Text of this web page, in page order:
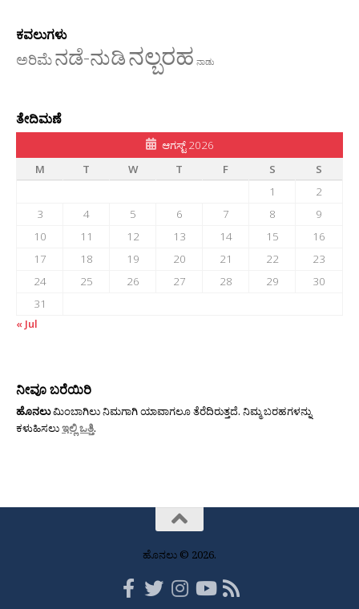
ಕವಲುಗಳು
ಅರಿಮೆನಡೆ-ನುಡಿನಲ್ಬರಹ ನಾಡು
ತೇದಿಮಣೆ
ಆಗಸ್ಟ್ 2026
M
T W T F S
S
1
2
3
4 5 6 7 8
9
10
11 12 13 14 15
16
17
18 19 20 21 22
23
24
25 26 27 28 29
30
31
« Jul
ನೀವೂ ಬರೆಯಿರಿ
ಹೊನಲುಮಿಂಬಾಗಿಲು ನಿಮಗಾಗಿ ಯಾವಾಗಲೂ ತೆರೆದಿರುತ್ತದೆ. ನಿಮ್ಮ ಬರಹಗಳನ್ನು
ಕಳುಹಿಸಲುಇಲ್ಲಿ ಒತ್ತಿ.
ಹೊನಲು © 2026.